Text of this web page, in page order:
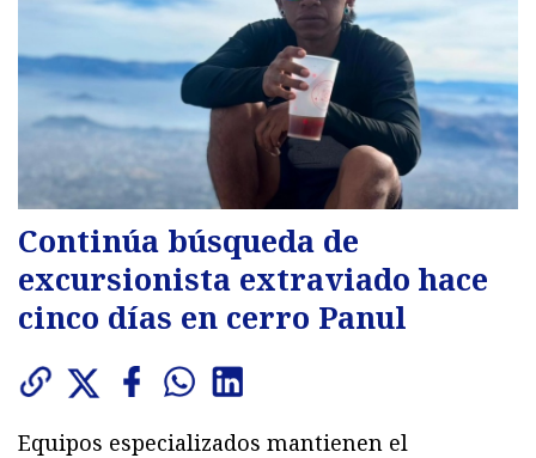
Continúa búsqueda de
excursionista extraviado hace
cinco días en cerro Panul
Equipos especializados mantienen el